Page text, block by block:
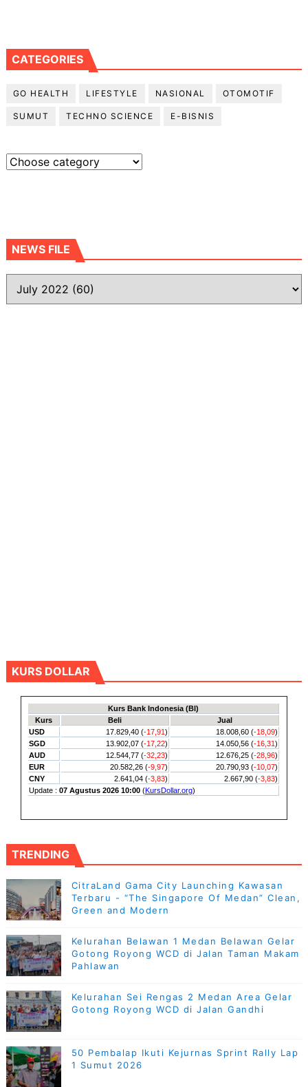
CATEGORIES
GO HEALTH LIFESTYLE NASIONAL OTOMOTIF
SUMUT TECHNO SCIENCE E-BISNIS
NEWS FILE
KURS DOLLAR
TRENDING
CitraLand Gama City Launching Kawasan
Terbaru - “The Singapore Of Medan” Clean,
Green and Modern
Kelurahan Belawan 1 Medan Belawan Gelar
Gotong Royong WCD di Jalan Taman Makam
Pahlawan
Kelurahan Sei Rengas 2 Medan Area Gelar
Gotong Royong WCD di Jalan Gandhi
50 Pembalap Ikuti Kejurnas Sprint Rally Lap
1 Sumut 2026